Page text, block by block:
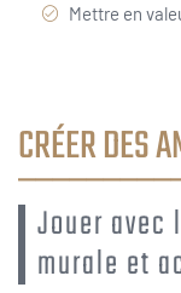
Mettre en
CRÉER DES
Jouer avec
murale et